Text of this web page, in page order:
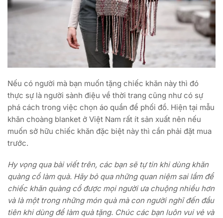
Nếu có người mà bạn muốn tặng chiếc khăn này thì đó
thực sự là người sành điệu về thời trang cũng như có sự
phá cách trong việc chọn áo quần để phối đồ. Hiện tại mẫu
khăn choàng blanket ở Việt Nam rất ít sản xuất nên nếu
muốn sở hữu chiếc khăn đặc biệt này thì cần phải đặt mua
trước.
Hy vọng qua bài viết trên, các bạn sẽ tự tin khi dùng khăn
quàng cổ làm quà. Hãy bỏ qua những quan niệm sai lầm để
chiếc khăn quàng cổ được mọi người ưa chuộng nhiều hơn
và là một trong những món quà mà con người nghĩ đến đầu
tiên khi dùng để làm quà tặng. Chúc các bạn luôn vui vẻ và